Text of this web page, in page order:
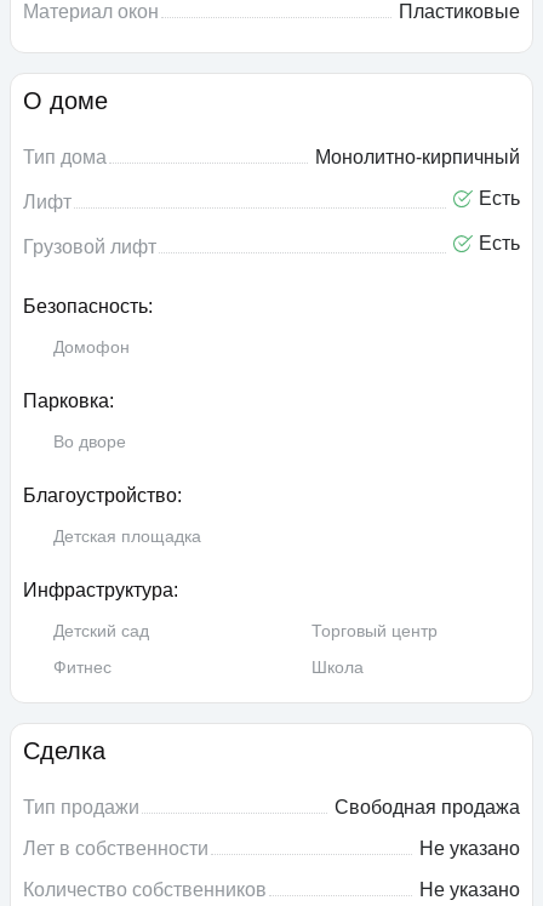
Материал окон
Пластиковые
О доме
Тип дома Монолитно-кирпичный
Лифт Есть
Грузовой лифт Есть
Безопасность:
Домофон
Парковка:
Во дворе
Благоустройство:
Детская площадка
Инфраструктура:
Детский сад
Торговый центр
Фитнес
Школа
Сделка
Тип продажи
Свободная продажа
Лет в собственности
Не указано
Количество собственников
Не указано